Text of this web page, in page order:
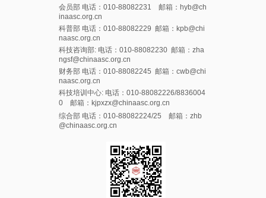
会员部 电话：010-88082231 邮箱：hyb@ch
inaasc.org.cn
科普部 电话：010-88082229 邮箱：kpb@chi
naasc.org.cn
科技咨询部: 电话：010-88082230 邮箱：zha
ngsf@chinaasc.org.cn
财务部 电话：010-88082245 邮箱：cwb@chi
naasc.org.cn
科技培训中心: 电话：010-88082226/8836004
0 邮箱：kjpxzx@chinaasc.org.cn
综合部 电话：010-88082224/25 邮箱：zhb
@chinaasc.org.cn